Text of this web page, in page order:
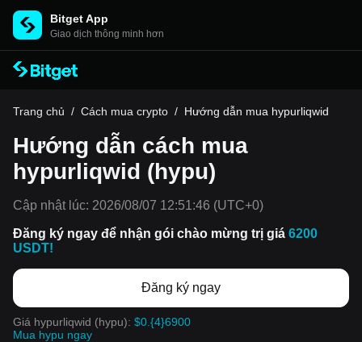
Bitget App
Giao dịch thông minh hơn
Trang chủ / Cách mua crypto / Hướng dẫn mua hypurliqwid
Hướng dẫn cách mua
hypurliqwid (hypu)
Cập nhật lúc: 2026/08/07 12:51:46 (UTC+0)
Đăng ký ngay để nhận gói chào mừng trị giá 6200
USDT!
Đăng ký ngay
Giá hypurliqwid (hypu): $0.{4}6900
Mua hypu ngay